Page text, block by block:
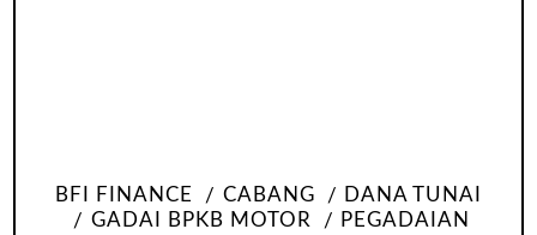
BFI FINANCE CABANG
DANA TUNAI
GADAI BPKB MOTOR
PEGADAIAN